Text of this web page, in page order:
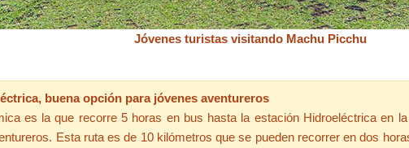
Jóvenes turistas visitando Machu Picchu
buena opción para jóvenes aventureros
es la que recorre 5 horas en bus hasta la estación Hidroeléctrica en
Esta ruta es de 10 kilómetros que se pueden recorrer en dos